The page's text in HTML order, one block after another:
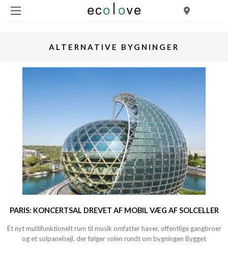
ALTERNATIVE BYGNINGER
PARIS: KONCERTSAL DREVET AF MOBIL VÆG AF SOLCELLER
Et nyt multifunktionelt rum til musik omfatter haver, offentlige gangbroer
og et solpanelsejl, der følger solen rundt om bygningen Bygget